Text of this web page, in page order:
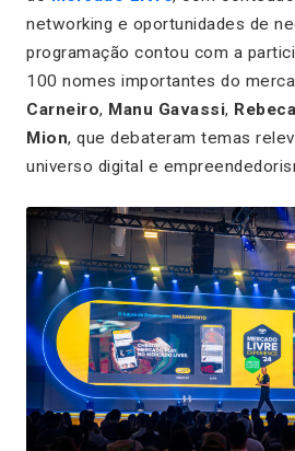
networking e oportunidades de
programação contou com a
100 nomes importantes do
Carneiro, Manu Gavassi,
Mion, que debateram temas
universo digital e